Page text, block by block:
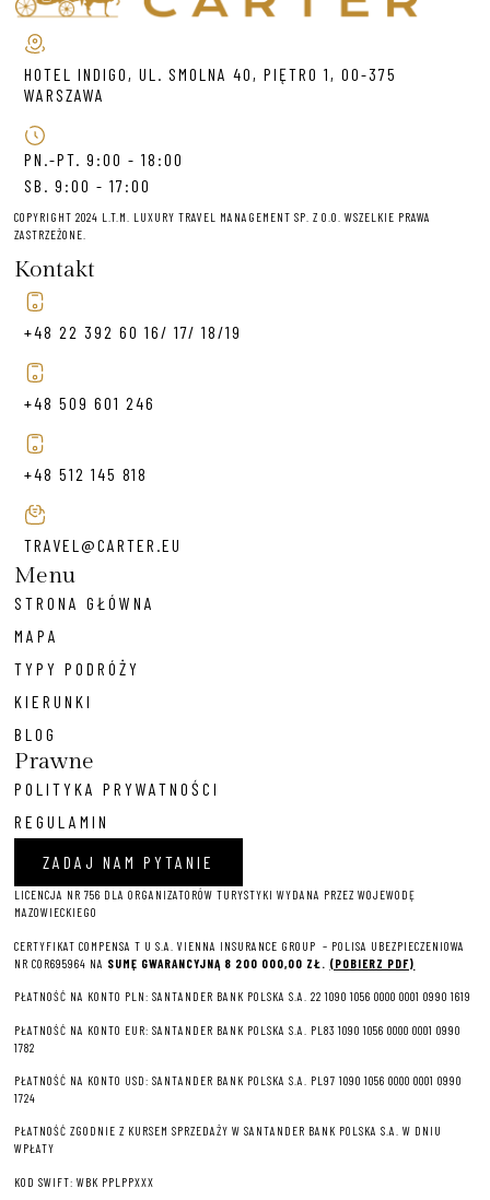
HOTEL INDIGO, UL. SMOLNA 40, PIĘTRO 1, 00-375
WARSZAWA
PN.-PT. 9:00 - 18:00
SB. 9:00 - 17:00
COPYRIGHT 2024 L.T.M. LUXURY TRAVEL MANAGEMENT SP. Z O.O. WSZELKIE PRAWA
ZASTRZEŻONE.
Kontakt
+48 22 392 60 16/ 17/ 18/19
+48 509 601 246
+48 512 145 818
TRAVEL@CARTER.EU
Menu
STRONA GŁÓWNA
MAPA
TYPY PODRÓŻY
KIERUNKI
BLOG
Prawne
POLITYKA PRYWATNOŚCI
REGULAMIN
ZADAJ NAM PYTANIE
LICENCJA NR 756 DLA ORGANIZATORÓW TURYSTYKI WYDANA PRZEZ WOJEWODĘ
MAZOWIECKIEGO
CERTYFIKAT COMPENSA T U S.A. VIENNA INSURANCE GROUP – POLISA UBEZPIECZENIOWA
NR COR695964 NA SUMĘ GWARANCYJNĄ 8 200 000,00 ZŁ. (POBIERZ PDF)
PŁATNOŚĆ NA KONTO PLN: SANTANDER BANK POLSKA S.A. 22 1090 1056 0000 0001 0990 1619
PŁATNOŚĆ NA KONTO EUR: SANTANDER BANK POLSKA S.A. PL83 1090 1056 0000 0001 0990
1782
PŁATNOŚĆ NA KONTO USD: SANTANDER BANK POLSKA S.A. PL97 1090 1056 0000 0001 0990
1724
PŁATNOŚĆ ZGODNIE Z KURSEM SPRZEDAŻY W SANTANDER BANK POLSKA S.A. W DNIU
WPŁATY
KOD SWIFT: WBK PPLPPXXX